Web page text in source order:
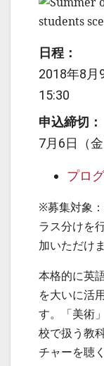
日程：
2018年8月
15:30
申込締切：
7月6日（金
プロ
※募集対象
ラス分けを
加いただけま
本格的に英
を大いに活
す。「美術
校で扱う教
チャーを聴